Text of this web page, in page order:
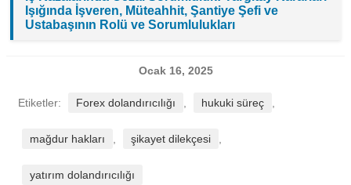
Işığında İşveren, Müteahhit, Şantiye Şefi ve
Ustabaşının Rolü ve Sorumlulukları
Ocak 16, 2025
Etiketler: Forex dolandırıcılığı hukuki süreç
mağdur hakları şikayet dilekçesi
yatırım dolandırıcılığı